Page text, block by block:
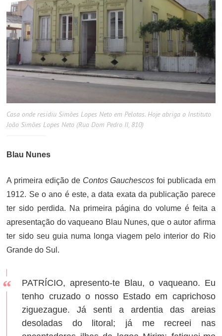
Casa onde residiu Simões Lopes Neto em Pelotas. Hoje abriga o Instituto
João Simões Lopes Neto (Rua Dom Pedro II, 810)
Blau Nunes
A primeira edição de Contos Gauchescos foi publicada em
1912. Se o ano é este, a data exata da publicação parece
ter sido perdida. Na primeira página do volume é feita a
apresentação do vaqueano Blau Nunes, que o autor afirma
ter sido seu guia numa longa viagem pelo interior do Rio
Grande do Sul.
PATRÍCIO, apresento-te Blau, o vaqueano. Eu
tenho cruzado o nosso Estado em caprichoso
ziguezague. Já senti a ardentia das areias
desoladas do litoral; já me recreei nas